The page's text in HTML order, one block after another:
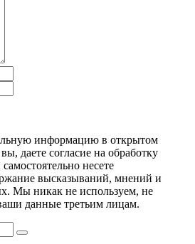
информацию в открытом
даете согласие на обработку
несете
высказываний, мнений и
Мы никак не используем, не
данные третьим лицам.